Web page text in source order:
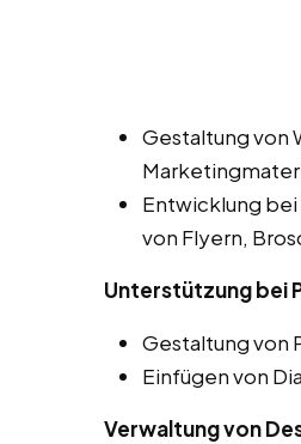
Gestaltung von
Entwicklung
von Flyern,
Unterstützung bei
Gestaltung von
Einfügen von
Verwaltung von